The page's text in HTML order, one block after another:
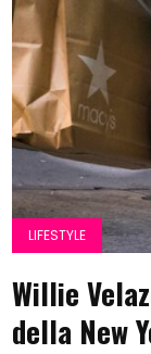
LIFESTYLE
Willie
della New